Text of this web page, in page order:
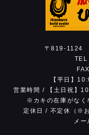
〒819-1124
営業時間 /
【平日】
【土日祝】
※カキの在庫がなく
定休日 / 不定休（※
メ